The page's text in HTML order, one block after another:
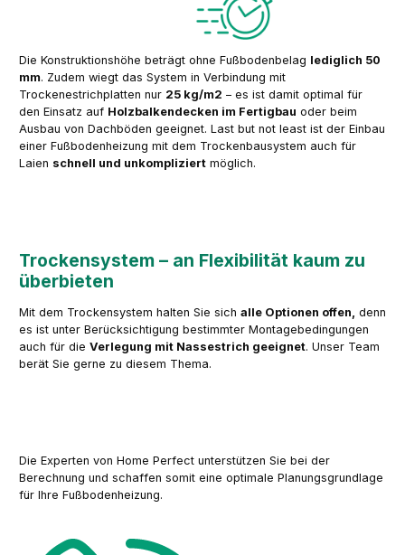
Die Konstruktionshöhe beträgt ohne Fußbodenbelag lediglich 50
mm. Zudem wiegt das System in Verbindung mit
Trockenestrichplatten nur 25 kg/m2 – es ist damit optimal für
den Einsatz auf Holzbalkendecken im Fertigbau oder beim
Ausbau von Dachböden geeignet. Last but not least ist der Einbau
einer Fußbodenheizung mit dem Trockenbausystem auch für
Laien schnell und unkompliziert möglich.
Trockensystem – an Flexibilität kaum zu
überbieten
Mit dem Trockensystem halten Sie sich alle Optionen offen, denn
es ist unter Berücksichtigung bestimmter Montagebedingungen
auch für die Verlegung mit Nassestrich geeignet. Unser Team
berät Sie gerne zu diesem Thema.
Die Experten von Home Perfect unterstützen Sie bei der
Berechnung und schaffen somit eine optimale Planungsgrundlage
für Ihre Fußbodenheizung.